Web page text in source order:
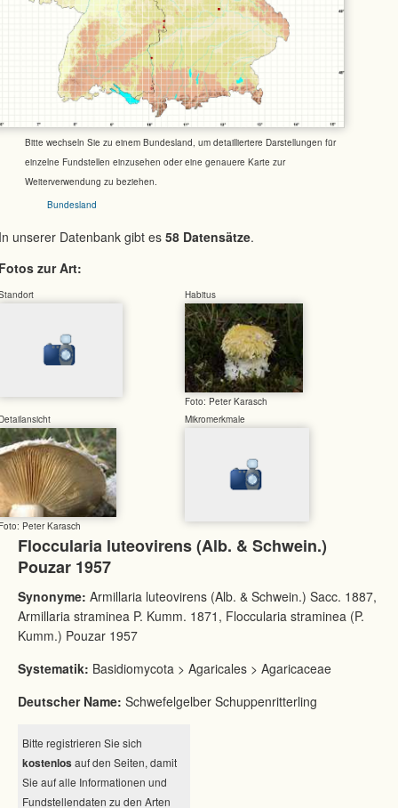
Bitte wechseln Sie zu einem Bundesland, um detailliertere Darstellungen für
einzelne Fundstellen einzusehen oder eine genauere Karte zur
Weiterverwendung zu beziehen.
Bundesland
unserer Datenbank gibt es 58 Datensätze.
zur Art:
Habitus
Foto: Peter Karasch
Peter Karasch
Mikromerkmale
Floccularia luteovirens (Alb. & Schwein.)
Pouzar 1957
Synonyme: Armillaria luteovirens (Alb. & Schwein.) Sacc. 1887,
Armillaria straminea P. Kumm. 1871, Floccularia straminea (P.
Kumm.) Pouzar 1957
Systematik: Basidiomycota > Agaricales > Agaricaceae
Deutscher Name: Schwefelgelber Schuppenritterling
Bitte registrieren Sie sich
kostenlos auf den Seiten, damit
Sie auf alle Informationen und
Fundstellendaten zu den Arten